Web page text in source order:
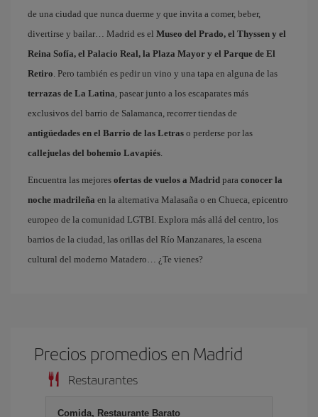
de una ciudad que nunca duerme y que invita a comer, beber,
divertirse y bailar… Madrid es el Museo del Prado, el Thyssen y el
Reina Sofía, el Palacio Real, la Plaza Mayor y el Parque de El
Retiro. Pero también es pedir un vino y una tapa en alguna de las
terrazas de La Latina, pasear junto a los escaparates más
exclusivos del barrio de Salamanca, recorrer tiendas de
antigüedades en el Barrio de las Letras o perderse por las
callejuelas del bohemio Lavapiés.
Encuentra las mejores ofertas de vuelos a Madrid para conocer la
noche madrileña en la alternativa Malasaña o en Chueca, epicentro
europeo de la comunidad LGTBI. Explora más allá del centro, los
barrios de la ciudad, las orillas del Río Manzanares, la escena
cultural del moderno Matadero… ¿Te vienes?
Precios promedios en Madrid
Restaurantes
Comida, Restaurante Barato